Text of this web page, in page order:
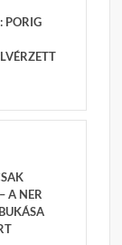
PORIG
A NER